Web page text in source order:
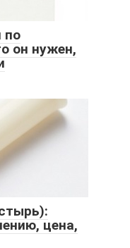
по
он нужен,
цена,